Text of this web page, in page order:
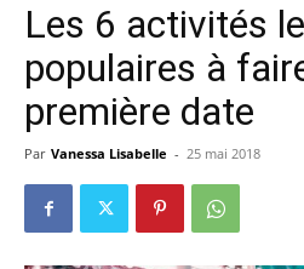
Les 6 activités
populaires à
première date
Par Vanessa Lisabelle - 25 mai 2018